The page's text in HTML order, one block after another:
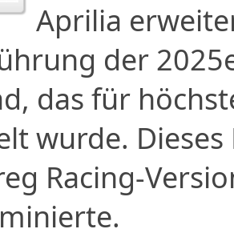
Aprilia
der
das für
wurde.
Racing-